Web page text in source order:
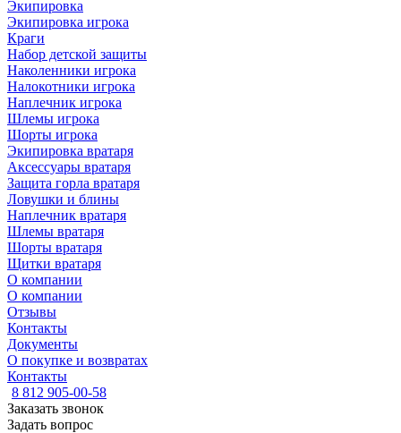
Экипировка
Экипировка игрока
Краги
Набор детской защиты
Наколенники игрока
Налокотники игрока
Наплечник игрока
Шлемы игрока
Шорты игрока
Экипировка вратаря
Аксессуары вратаря
Защита горла вратаря
Ловушки и блины
Наплечник вратаря
Шлемы вратаря
Шорты вратаря
Щитки вратаря
О компании
О компании
Отзывы
Контакты
Документы
О покупке и возвратах
Контакты
8 812 905-00-58
Заказать звонок
Задать вопрос